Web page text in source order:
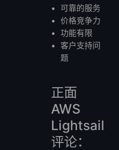
可靠的服务
价格竞争力
功能有限
客户支持问
题
正面
AWS
Lightsail
评论：